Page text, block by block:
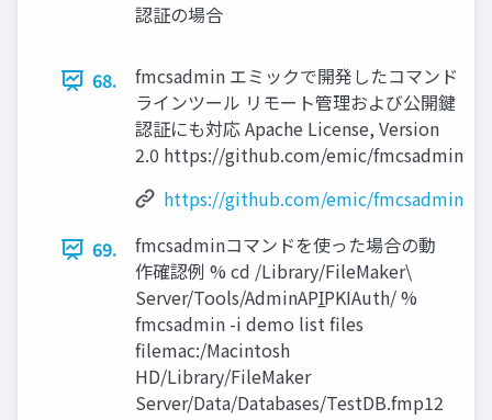
認証の場合
68.
fmcsadmin エミックで開発したコマンド
ラインツール リモート管理および公開鍵
認証にも対応 Apache License, Version
2.0 https://github.com/emic/fmcsadmin
https://github.com/emic/fmcsadmin
69.
fmcsadminコマンドを使った場合の動
作確認例 % cd /Library/FileMaker\
Server/Tools/AdminAPI̲PKIAuth/ %
fmcsadmin -i demo list files
filemac:/Macintosh
HD/Library/FileMaker
Server/Data/Databases/TestDB.fmp12